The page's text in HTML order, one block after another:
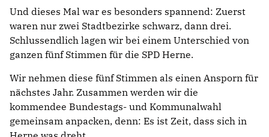
Und dieses Mal war es besonders spannend: Zuerst
waren nur zwei Stadtbezirke schwarz, dann drei.
Schlussendlich lagen wir bei einem Unterschied von
ganzen fünf Stimmen für die SPD Herne.
Wir nehmen diese fünf Stimmen als einen Ansporn für
nächstes Jahr. Zusammen werden wir die
kommendee Bundestags- und Kommunalwahl
gemeinsam anpacken, denn: Es ist Zeit, dass sich in